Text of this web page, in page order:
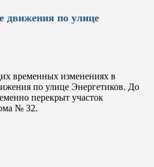
движения по улице
временных изменениях в
по улице Энергетиков. До
перекрыт участок
№ 32.